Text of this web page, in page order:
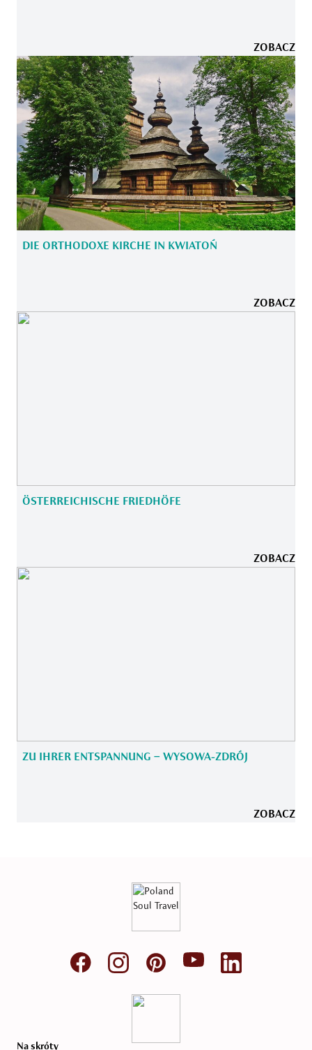
ZOBACZ
DIE ORTHODOXE KIRCHE IN KWIATOŃ
ZOBACZ
ÖSTERREICHISCHE FRIEDHÖFE
ZOBACZ
ZU IHRER ENTSPANNUNG – WYSOWA-ZDRÓJ
ZOBACZ
Na skróty